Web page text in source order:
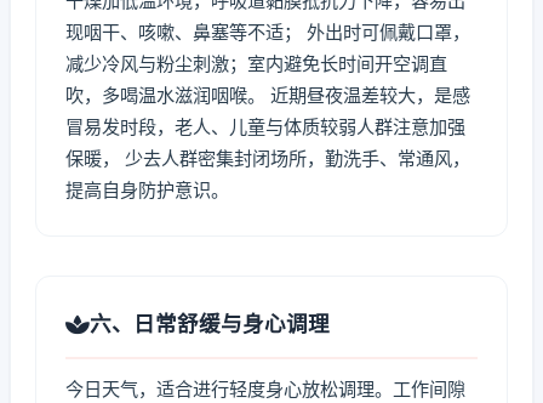
现咽干、咳嗽、鼻塞等不适； 外出时可佩戴口罩，
减少冷风与粉尘刺激；室内避免长时间开空调直
吹，多喝温水滋润咽喉。 近期昼夜温差较大，是感
冒易发时段，老人、儿童与体质较弱人群注意加强
保暖， 少去人群密集封闭场所，勤洗手、常通风，
提高自身防护意识。
六、日常舒缓与身心调理
今日天气，适合进行轻度身心放松调理。工作间隙